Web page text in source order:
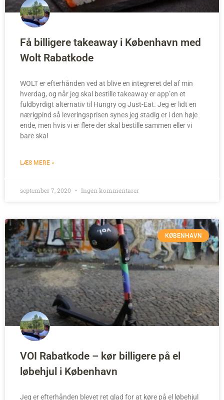
Få billigere takeaway i København med
Wolt Rabatkode
WOLT er efterhånden ved at blive en integreret del af min
hverdag, og når jeg skal bestille takeaway er app’en et
fuldbyrdigt alternativ til Hungry og Just-Eat. Jeg er lidt en
nærigpind så leveringsprisen synes jeg stadig er i den høje
ende, men hvis vi er flere der skal bestille sammen eller vi
bare skal
LÆS MERE »
september 7, 2020 Ingen kommentarer
KØBENHAVN
VOI Rabatkode – kør billigere på el
løbehjul i København
Jeg er efterhånden blevet ret glad for at køre på el løbehjul